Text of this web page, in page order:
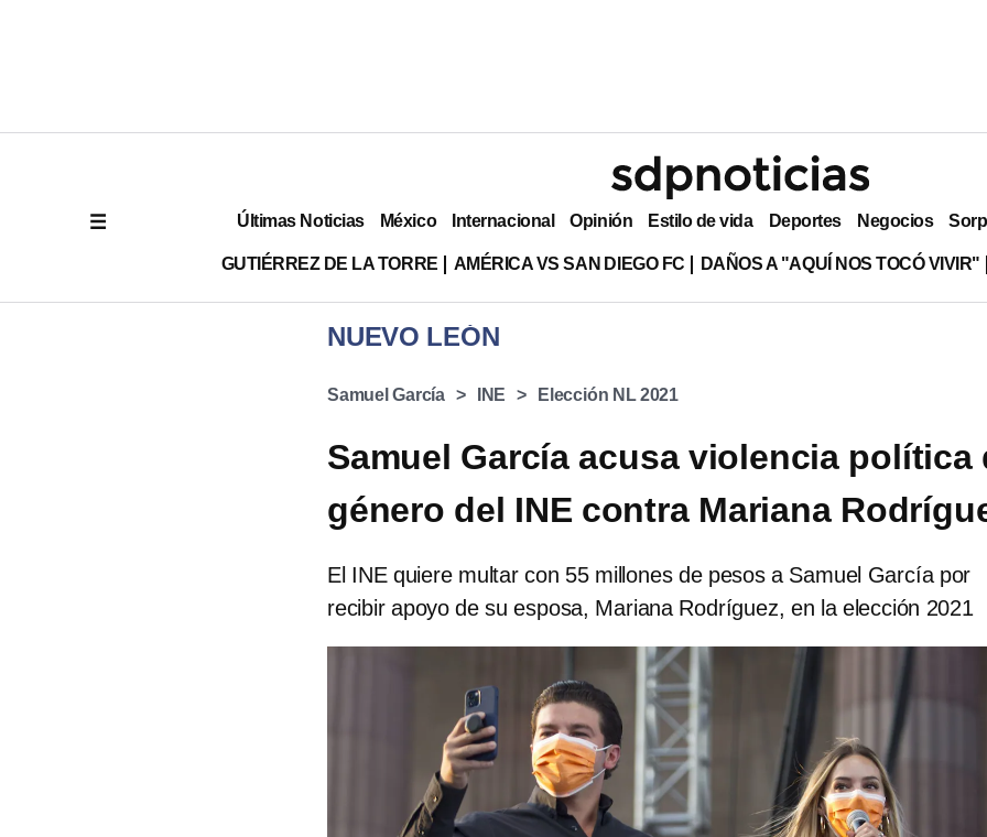
Últimas Noticias México Internacional Opinión Estilo de vida Deportes Negocios
GUTIÉRREZ DE LA TORRE AMÉRICA VS SAN DIEGO FC DAÑOS A "AQUÍ NOS TOCÓ VIVIR"
NUEVO LEÓN
Samuel García INE Elección NL 2021
Samuel García acusa violencia política
género del INE contra Mariana
El INE quiere multar con 55 millones de pesos a Samuel García por
recibir apoyo de su esposa, Mariana Rodríguez, en la elección 2021